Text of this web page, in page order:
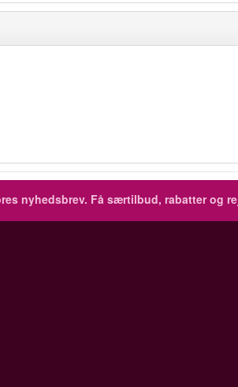
nyhedsbrev. Få særtilbud, rabatter og